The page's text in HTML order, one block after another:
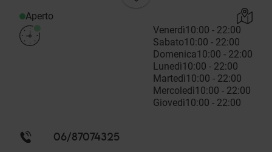
Aperto
Venerdì10:00 - 22:00
Sabato10:00 - 22:00
Domenica10:00 - 22:00
Lunedì10:00 - 22:00
Martedì10:00 - 22:00
Mercoledì10:00 - 22:00
Giovedì10:00 - 22:00
06/87074325